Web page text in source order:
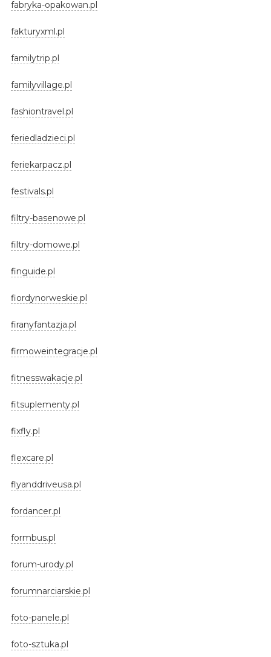
fabryka-opakowan.pl
fakturyxml.pl
familytrip.pl
familyvillage.pl
fashiontravel.pl
feriedladzieci.pl
feriekarpacz.pl
festivals.pl
filtry-basenowe.pl
filtry-domowe.pl
finguide.pl
fiordynorweskie.pl
firanyfantazja.pl
firmoweintegracje.pl
fitnesswakacje.pl
fitsuplementy.pl
fixfly.pl
flexcare.pl
flyanddriveusa.pl
fordancer.pl
formbus.pl
forum-urody.pl
forumnarciarskie.pl
foto-panele.pl
foto-sztuka.pl